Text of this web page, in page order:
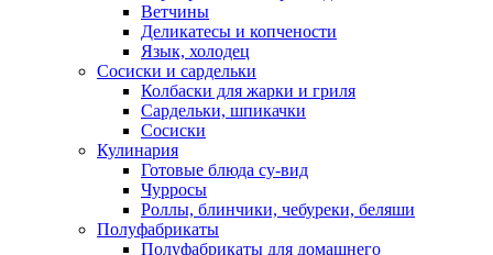
Ветчины
Деликатесы и копчености
Язык, холодец
Сосиски и сардельки
Колбаски для жарки и гриля
Сардельки, шпикачки
Сосиски
Кулинария
Готовые блюда су-вид
Чурросы
Роллы, блинчики, чебуреки, беляши
Полуфабрикаты
Полуфабрикаты для домашнего